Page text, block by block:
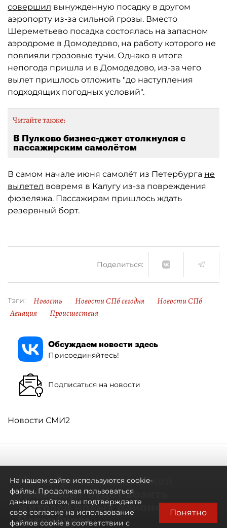
совершил вынужденную посадку в другом
аэропорту из-за сильной грозы. Вместо
Шереметьево посадка состоялась на запасном
аэродроме в Домодедово, на работу которого не
повлияли грозовые тучи. Однако в итоге
непогода пришла и в Домодедово, из-за чего
вылет пришлось отложить "до наступления
подходящих погодных условий".
Читайте также:
В Пулково бизнес-джет столкнулся с
пассажирским самолётом
В самом начале июня самолёт из Петербурга не
вылетел вовремя в Калугу из-за повреждения
фюзеляжа. Пассажирам пришлось ждать
резервный борт.
Поделиться:
Тэги: Новость Новости СПб сегодня
Новости СПб
Авиация
Происшествия
Обсуждаем новости здесь
Присоединяйтесь!
Подписаться на новости
Новости СМИ2
Не метро единым: какой
транспорт будет возить
жителей новых районов
Петербурга
На нашем сайте используются cookie-
файлы. Продолжая пользоваться
данным сайтом, вы подтверждаете
свое согласие на использование
файлов cookie в соответствии с
Понятно